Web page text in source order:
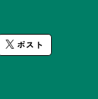
ポスト